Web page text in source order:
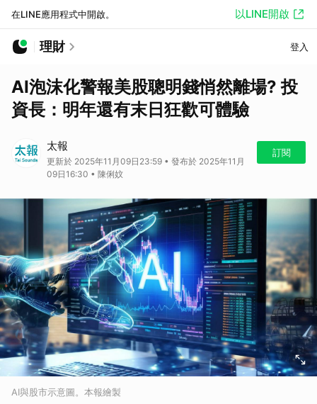
在LINE應用程式中開啟。 以LINE開啟
理財 登入
AI泡沫化警報美股聰明錢悄然離場? 投
資長：明年還有末日狂歡可體驗
太報
更新於 2025年11月09日23:59 • 發布於 2025年11月
09日16:30 • 陳俐妏
訂閱
AI與股市示意圖。本報繪製